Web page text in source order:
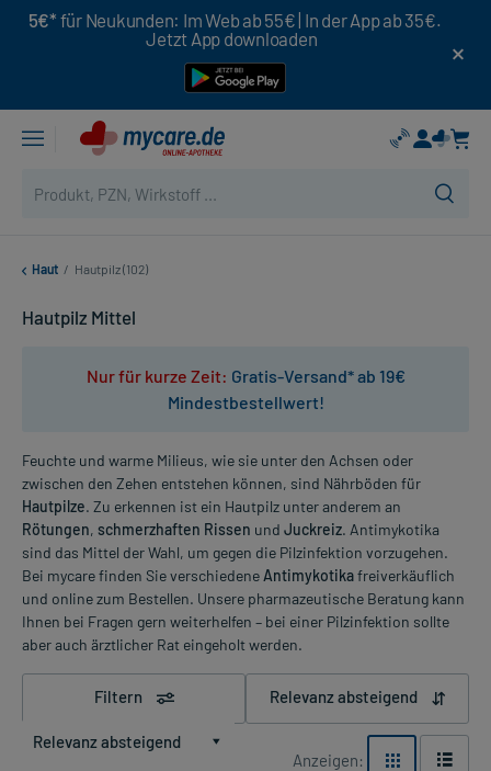
5€* für Neukunden: Im Web ab 55€ | In der App ab 35€.
Jetzt App downloaden
Haut / Hautpilz (102)
Hautpilz Mittel
Nur für kurze Zeit: Gratis-Versand* ab 19€
Mindestbestellwert!
Feuchte und warme Milieus, wie sie unter den Achsen oder
zwischen den Zehen entstehen können, sind Nährböden für
Hautpilze. Zu erkennen ist ein Hautpilz unter anderem an
Rötungen, schmerzhaften Rissen und Juckreiz. Antimykotika
sind das Mittel der Wahl, um gegen die Pilzinfektion vorzugehen.
Bei mycare finden Sie verschiedene Antimykotikafreiverkäuflich
und online zum Bestellen. Unsere pharmazeutische Beratung kann
Ihnen bei Fragen gern weiterhelfen – bei einer Pilzinfektion sollte
aber auch ärztlicher Rat eingeholt werden.
Filtern Relevanz absteigend
Relevanz absteigend
Anzeigen: